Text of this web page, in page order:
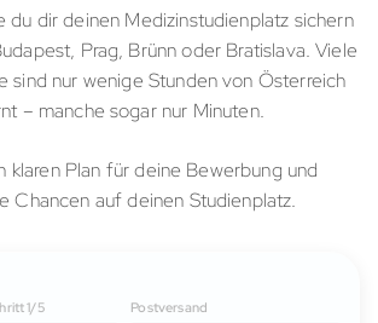
du dir deinen Medizinstudienplatz sichern
Prag, Brünn oder Bratislava. Viele
sind nur wenige Stunden von Österreich
– manche sogar nur Minuten.
klaren Plan für deine Bewerbung und
Chancen auf deinen Studienplatz.
1/5 Postversand